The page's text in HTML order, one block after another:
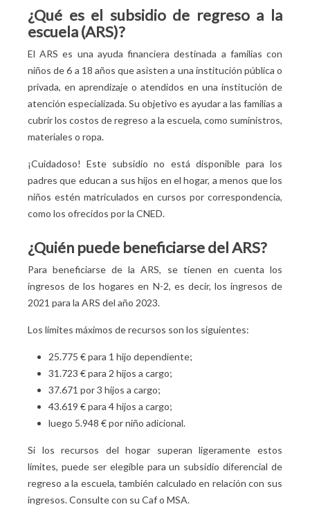
¿Qué es el subsidio de regreso a la
escuela (ARS)?
El ARS es una ayuda financiera destinada a familias con
niños de 6 a 18 años que asisten a una institución pública o
privada, en aprendizaje o atendidos en una institución de
atención especializada. Su objetivo es ayudar a las familias a
cubrir los costos de regreso a la escuela, como suministros,
materiales o ropa.
¡Cuidadoso! Este subsidio no está disponible para los
padres que educan a sus hijos en el hogar, a menos que los
niños estén matriculados en cursos por correspondencia,
como los ofrecidos por la CNED.
¿Quién puede beneficiarse del ARS?
Para beneficiarse de la ARS, se tienen en cuenta los
ingresos de los hogares en N-2, es decir, los ingresos de
2021 para la ARS del año 2023.
Los límites máximos de recursos son los siguientes:
25.775 € para 1 hijo dependiente;
31.723 € para 2 hijos a cargo;
37.671 por 3 hijos a cargo;
43.619 € para 4 hijos a cargo;
luego 5.948 € por niño adicional.
Si los recursos del hogar superan ligeramente estos
límites, puede ser elegible para un subsidio diferencial de
regreso a la escuela, también calculado en relación con sus
ingresos. Consulte con su Caf o MSA.